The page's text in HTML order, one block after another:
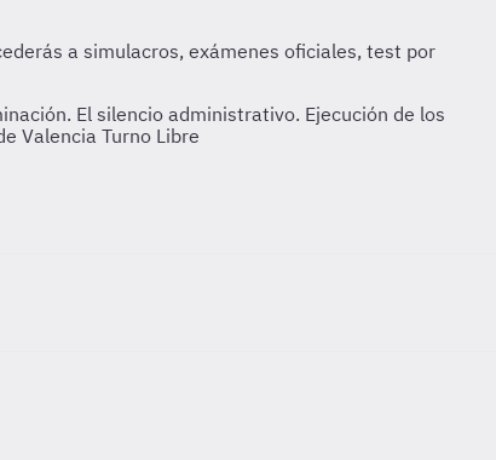
El silencio administrativo. Ejecución de los
Valencia Turno Libre